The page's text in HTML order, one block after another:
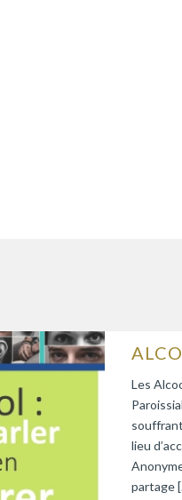
Les
souffrant
lieu
partage